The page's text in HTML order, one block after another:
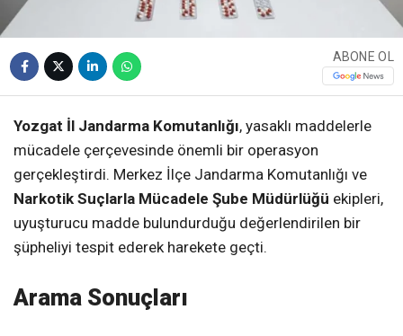
ABONE OL
Yozgat İl Jandarma Komutanlığı, yasaklı maddelerle
mücadele çerçevesinde önemli bir operasyon
gerçekleştirdi. Merkez İlçe Jandarma Komutanlığı ve
Narkotik Suçlarla Mücadele Şube Müdürlüğü ekipleri,
uyuşturucu madde bulundurduğu değerlendirilen bir
şüpheliyi tespit ederek harekete geçti.
Arama Sonuçları